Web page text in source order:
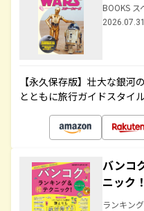
BOOKS ス
【永久保存版】壮大な銀河
とともに旅行ガイドスタイ
バンコ
ニック！
ランキン